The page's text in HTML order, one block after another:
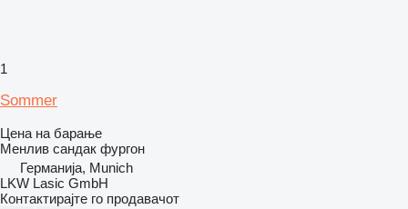
1
Sommer
Цена на барање
Менлив сандак фургон
Германија, Munich
LKW Lasic GmbH
Контактирајте го продавачот